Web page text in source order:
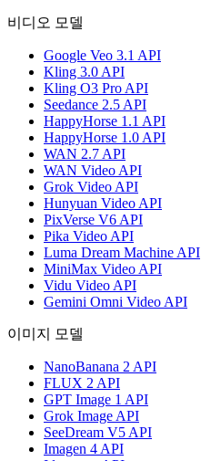
비디오 모델
Google Veo 3.1 API
Kling 3.0 API
Kling O3 Pro API
Seedance 2.5 API
HappyHorse 1.1 API
HappyHorse 1.0 API
WAN 2.7 API
WAN Video API
Grok Video API
Hunyuan Video API
PixVerse V6 API
Pika Video API
Luma Dream Machine API
MiniMax Video API
Vidu Video API
Gemini Omni Video API
이미지 모델
NanoBanana 2 API
FLUX 2 API
GPT Image 1 API
Grok Image API
SeeDream V5 API
Imagen 4 API